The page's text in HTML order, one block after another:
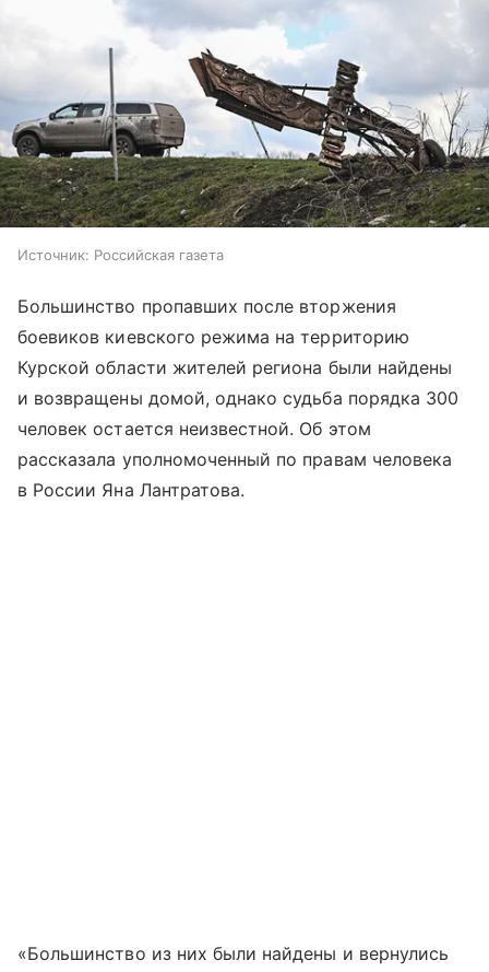
Источник: Российская газета
Большинство пропавших после вторжения
боевиков киевского режима на территорию
Курской области жителей региона были найдены
и возвращены домой, однако судьба порядка 300
человек остается неизвестной. Об этом
рассказала уполномоченный по правам человека
в России Яна Лантратова.
«Большинство из них были найдены и вернулись